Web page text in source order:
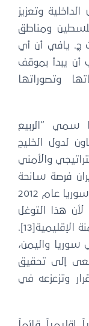
وتعزيز
ومناطق
يافي أن أي
بموقف
“الربيع
الخليج
والأمني
سانحة
لزيادة نفوذها وتأثيرها عبر تدخلها في سوريا عام 2012
التوغل
ينذر باستمرار طموحات إيران في الهيمنة الإقليمية[13].
واليمن،
تحقيق
في